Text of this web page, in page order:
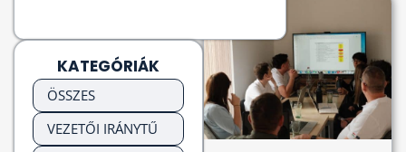
KATEGÓRIÁK
ÖSSZES
VEZETŐI IRÁNYTŰ